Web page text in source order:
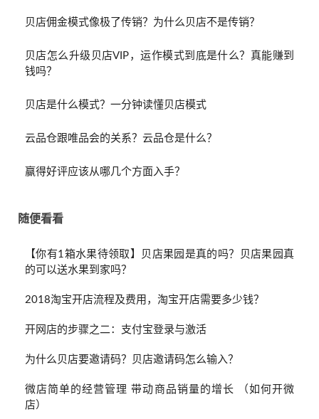
贝店佣金模式像极了传销？为什么贝店不是传销？
贝店怎么升级贝店VIP，运作模式到底是什么？真能赚到
钱吗？
贝店是什么模式？一分钟读懂贝店模式
云品仓跟唯品会的关系？云品仓是什么？
赢得好评应该从哪几个方面入手？
随便看看
【你有1箱水果待领取】贝店果园是真的吗？贝店果园真
的可以送水果到家吗？
2018淘宝开店流程及费用，淘宝开店需要多少钱？
开网店的步骤之二：支付宝登录与激活
为什么贝店要邀请码？贝店邀请码怎么输入？
微店简单的经营管理 带动商品销量的增长 （如何开微
店）